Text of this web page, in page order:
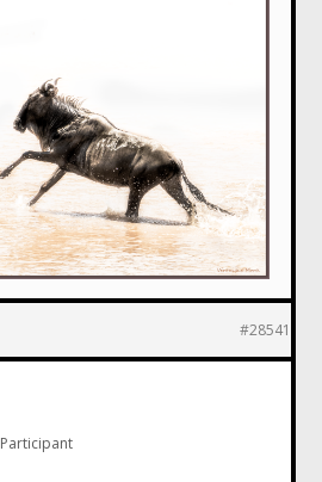
#28541
Participant